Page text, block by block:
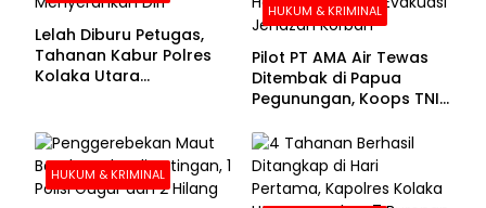
Lelah Diburu Petugas,
Tahanan Kabur Polres
Kolaka Utara
HUKUM & KRIMINAL
Pilot PT AMA Air Tewas
Ditembak di Papua
Pegunungan, Koops TNI
Evakuasi Jenazah
Korban
HUKUM & KRIMINAL